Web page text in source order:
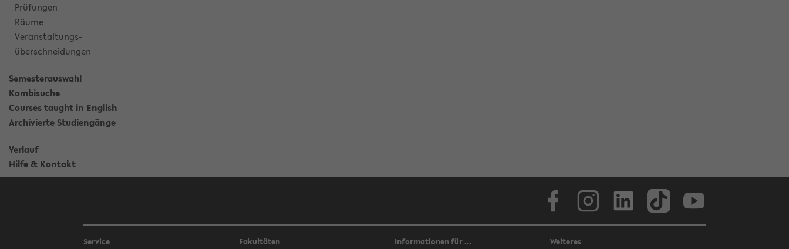
Prüfungen
Räume
Veranstaltungs-
überschneidungen
Semesterauswahl
Kombisuche
Courses taught in English
Archivierte Studiengänge
Verlauf
Hilfe & Kontakt
Service
Fakultäten
Informationen für ...
Weiteres